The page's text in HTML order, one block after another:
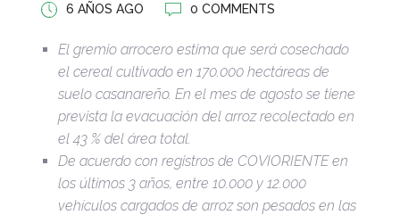
6 AÑOS AGO 0 COMMENTS
El gremio arrocero estima que será cosechado
el cereal cultivado en 170.000 hectáreas de
suelo casanareño. En el mes de agosto se tiene
prevista la evacuación del arroz recolectado en
el 43 % del área total.
De acuerdo con registros de COVIORIENTE en
los últimos 3 años, entre 10.000 y 12.000
vehículos cargados de arroz son pesados en las